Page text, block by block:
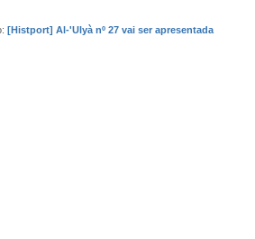
[Histport] Al-'Ulyà nº 27 vai ser apresentada